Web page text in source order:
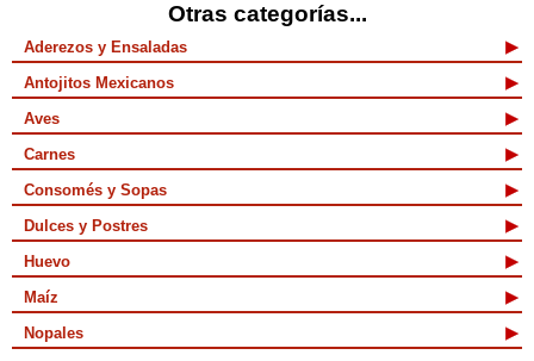
Otras categorías...
Aderezos y Ensaladas
Antojitos Mexicanos
Aves
Carnes
Consomés y Sopas
Dulces y Postres
Huevo
Maíz
Nopales